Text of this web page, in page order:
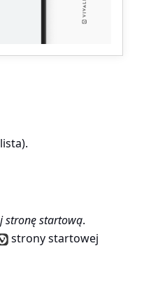
stronę startową.
strony startowej